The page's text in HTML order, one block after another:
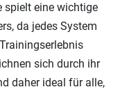
spielt eine wichtige
da jedes System
sich durch ihr
daher ideal für alle,